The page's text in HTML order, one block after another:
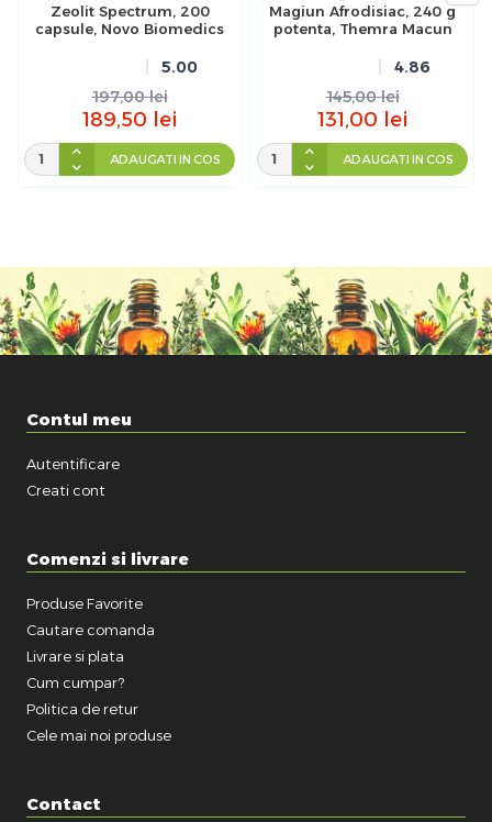
Zeolit Spectrum, 200
capsule, Novo Biomedics
5.00
197,00 lei
189,50 lei
ADAUGATI IN COS
Magiun Afrodisiac, 240 g
potenta, Themra Macun
4.86
145,00 lei
131,00 lei
ADAUGATI IN COS
Contul meu
Autentificare
Creati cont
Comenzi si livrare
Produse Favorite
Cautare comanda
Livrare si plata
Cum cumpar?
Politica de retur
Cele mai noi produse
Contact